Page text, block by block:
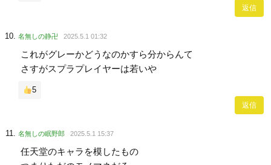
返信
名無しの静卍 2025.5.1 01:32
これがグレーかどうなのかすら分からんて
さすがスプラプレイヤーは若いや
5
返信
名無しの眠野郎 2025.5.1 15:37
任天堂のキャラを模したもの